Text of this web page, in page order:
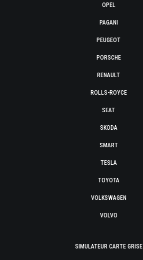
OPEL
PAGANI
PEUGEOT
PORSCHE
RENAULT
ROLLS-ROYCE
SEAT
SKODA
SMART
TESLA
TOYOTA
VOLKSWAGEN
VOLVO
SIMULATEUR CARTE GRISE